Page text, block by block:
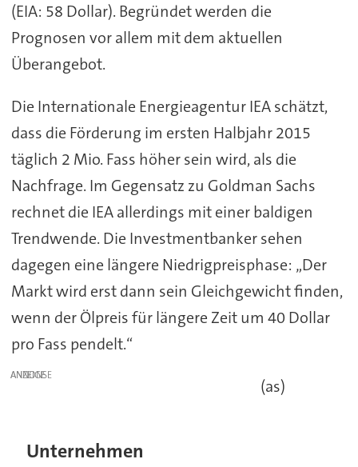
(EIA: 58 Dollar). Begründet werden die
Prognosen vor allem mit dem aktuellen
Überangebot.
Die Internationale Energieagentur IEA schätzt,
dass die Förderung im ersten Halbjahr 2015
täglich 2 Mio. Fass höher sein wird, als die
Nachfrage. Im Gegensatz zu Goldman Sachs
rechnet die IEA allerdings mit einer baldigen
Trendwende. Die Investmentbanker sehen
dagegen eine längere Niedrigpreisphase: „Der
Markt wird erst dann sein Gleichgewicht finden,
wenn der Ölpreis für längere Zeit um 40 Dollar
pro Fass pendelt.“
ANZEIGE
(as)
Unternehmen